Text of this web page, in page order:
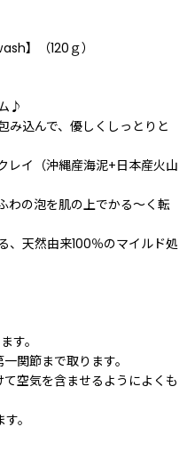
】（120ｇ）
♪
み込んで、優しくしっとりと
レイ（沖縄産海泥+日本産火山
わの泡を肌の上でかる〜く転
、天然由来100％のマイルド処
す。
関節まで取ります。
空気を含ませるようによくも
。